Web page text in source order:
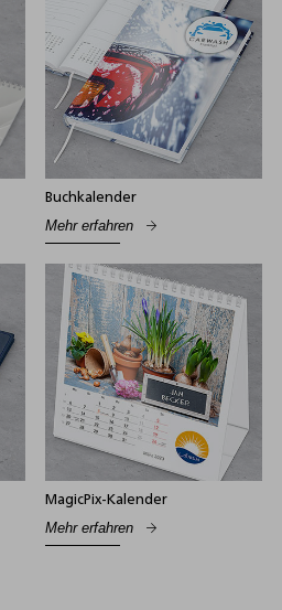
Buchkalender
Mehr erfahren
MagicPix-Kalender
Mehr erfahren